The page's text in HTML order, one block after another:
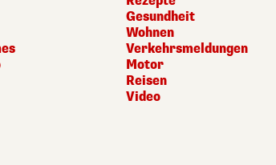
Gesundheit
Wohnen
Verkehrsmeldungen
Motor
Reisen
Video